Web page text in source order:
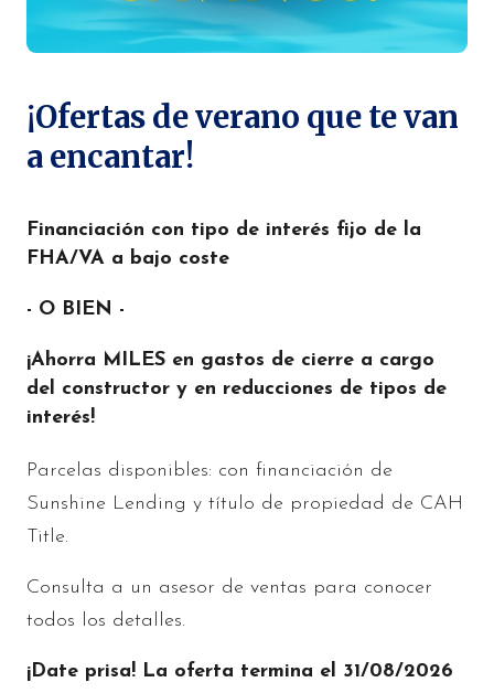
¡Ofertas de verano que te van
a encantar!
Financiación con tipo de interés fijo de la
FHA/VA a bajo coste
- O BIEN -
¡Ahorra MILES en gastos de cierre a cargo
del constructor y en reducciones de tipos de
interés!
Parcelas disponibles: con financiación de
Sunshine Lending y título de propiedad de CAH
Title.
Consulta a un asesor de ventas para conocer
todos los detalles.
¡Date prisa! La oferta termina el 31/08/2026